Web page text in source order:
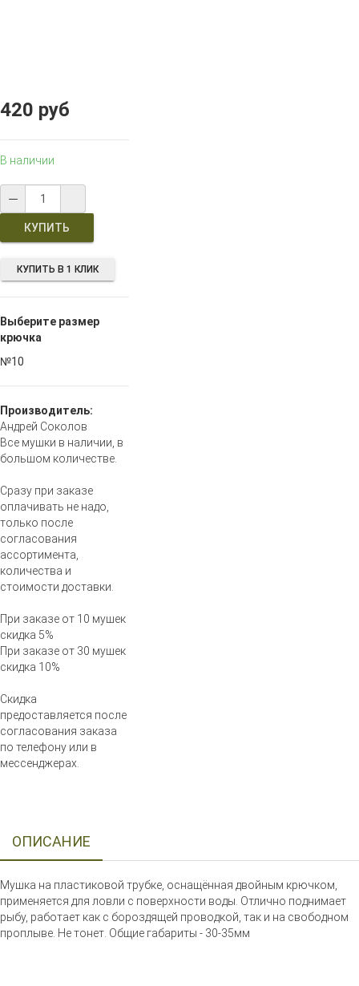
420 руб
В наличии
Выберите размер
крючка
№10
КУПИТЬ В 1 КЛИК
Производитель:
Андрей Соколов
Все мушки в наличии, в
большом количестве.
Сразу при заказе
оплачивать не надо,
только после
согласования
ассортимента,
количества и
стоимости доставки.
При заказе от 10 мушек
скидка 5%
При заказе от 30 мушек
скидка 10%
Скидка
предоставляется после
согласования заказа
по телефону или в
мессенджерах.
ОПИСАНИЕ
Мушка на пластиковой трубке, оснащённая двойным крючком,
применяется для ловли с поверхности воды. Отлично поднимает
рыбу, работает как с бороздящей проводкой, так и на свободном
проплыве. Не тонет. Общие габариты - 30-35мм